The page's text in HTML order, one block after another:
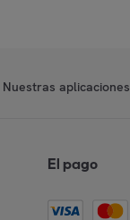
Nuestras aplicaciones
El pago